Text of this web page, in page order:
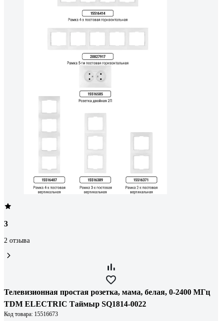
3
2 отзыва
Телевизионная простая розетка, мама, белая, 0-2400 МГц
TDM ELECTRIC Таймыр SQ1814-0022
Код товара: 15516673